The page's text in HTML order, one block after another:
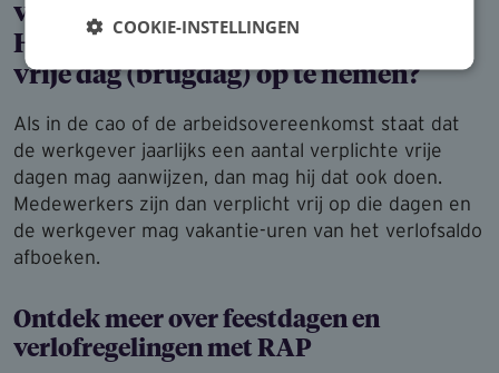
verplichten om de dag na
Hemelvaartsdag of Koningsdag een
vrije dag (brugdag) op te nemen?
Als in de cao of de arbeidsovereenkomst staat dat
de werkgever jaarlijks een aantal verplichte vrije
dagen mag aanwijzen, dan mag hij dat ook doen.
Medewerkers zijn dan verplicht vrij op die dagen en
de werkgever mag vakantie-uren van het verlofsaldo
afboeken.
Ontdek meer over feestdagen en
verlofregelingen met RAP
COOKIE-INSTELLINGEN